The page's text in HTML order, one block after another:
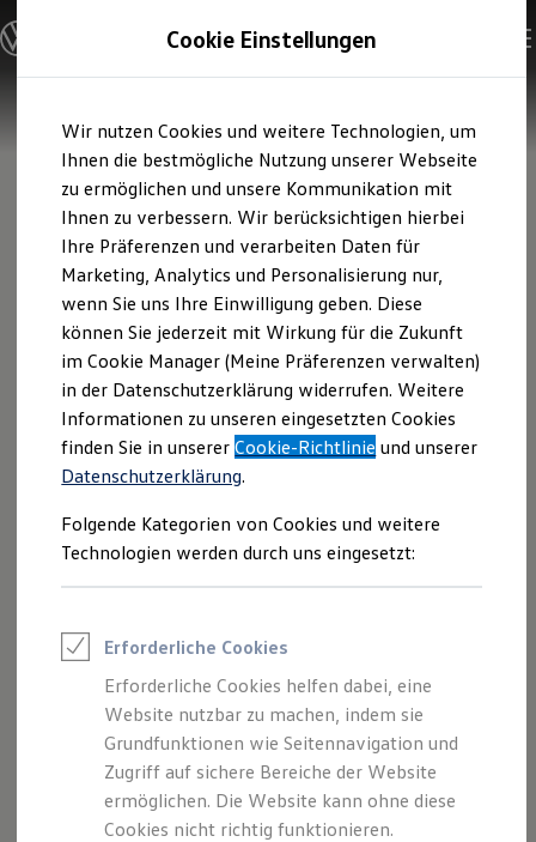
Hauptinhalt
springen
Footer
springen
Modelle und Konfigurator
Konfigurator
Modelle vergleichen
Elektroautos
ENERGY Sondermodelle
Nutzfahrzeuge
SUV und CUV
Familienautos
Kombis
Kompaktwagen
Sportwagen
Schnell verfügbare Fahrzeuge
Angebote und Produkte
Aktuelle Angebote
E-Auto-Förderung
Volkswagen Marktplatz
Die ENERGY Sondermodelle
Junge Gebrauchtwagen und Gebrauchtwagen
Volkswagen Zertifizierte Gebrauchtwagen
Elektromobilität bei Gebrauchtwagen
Saisonangebote
Reifenpakete
Leasing
Leasing-Angebote
Elektroauto Leasing
Kleinwagen-Leasing
Leasing ohne Anzahlung
Finanzierung
Autokredit mit Schlussrate
Versicherungen und Garantien
Kfz-Versicherung
Restschuldversicherungen
Garantien
Cookie Einstellungen
Wir nutzen Cookies und weitere Technologien, um
Ihnen die bestmögliche Nutzung unserer Webseite
zu ermöglichen und unsere Kommunikation mit
Ihnen zu verbessern. Wir berücksichtigen hierbei
Ihre Präferenzen und verarbeiten Daten für
Marketing, Analytics und Personalisierung nur,
wenn Sie uns Ihre Einwilligung geben. Diese
können Sie jederzeit mit Wirkung für die Zukunft
im Cookie Manager (Meine Präferenzen verwalten)
in der Datenschutzerklärung widerrufen. Weitere
Informationen zu unseren eingesetzten Cookies
finden Sie in unsererCookie-Richtlinie und unserer
Datenschutzerklärung.
Folgende Kategorien von Cookies und weitere
Technologien werden durch uns eingesetzt:
Erforderliche Cookies
Erforderliche Cookies helfen dabei, eine
Website nutzbar zu machen, indem sie
Grundfunktionen wie Seitennavigation und
Zugriff auf sichere Bereiche der Website
ermöglichen. Die Website kann ohne diese
Cookies nicht richtig funktionieren.